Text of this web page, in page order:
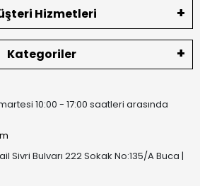
Hizmetleri
Kategoriler
10:00 - 17:00 saatleri arasında
Sivri Bulvarı 222 Sokak No:135/A Buca |